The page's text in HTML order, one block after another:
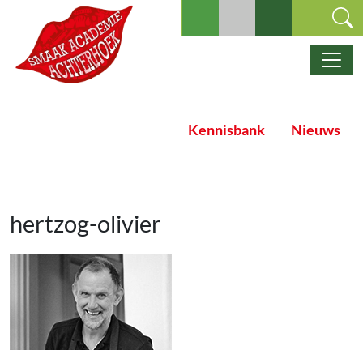
Ga naar de inhoud
Hoofdnavigatie
Kennisbank Nieuws
hertzog-olivier